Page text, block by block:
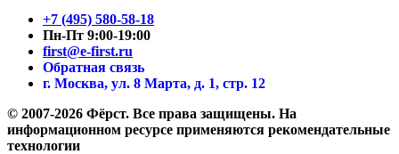
+7 (495) 580-58-18
Пн-Пт 9:00-19:00
first@e-first.ru
Обратная связь
г. Москва, ул. 8 Марта, д. 1, стр. 12
© 2007-2026 Фёрст. Все права защищены. На
информационном ресурсе применяются рекомендательные
технологии